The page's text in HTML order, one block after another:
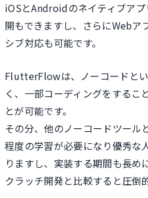
iOSとAndroidのネイティブア
開もできますし、さらにWebア
シブ対応も可能です。
FlutterFlowは、ノーコードと
く、一部コーディングをするこ
とが可能です。
その分、他のノーコードツール
程度の学習が必要になり優秀な
りますし、実装する期間も長め
クラッチ開発と比較すると圧倒